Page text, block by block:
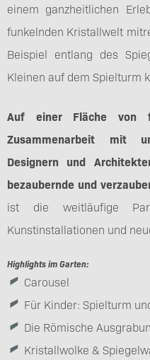
einem ganzheitlichen
funkelnden Kristallwelt
Beispiel entlang des
Kleinen auf dem Spielturm
Auf einer Fläche von
Zusammenarbeit mit
Designern und
bezaubernde und
ist die weitläufige
Kunstinstallationen und
Highlights im Garten:
Carousel
Für Kinder: Spielturm
Die Römische
Kristallwolke &